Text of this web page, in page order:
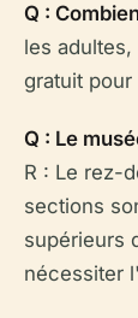
Q :
les
gratuit
Q : Le
R : Le rez-
sections
supérieurs
nécessiter